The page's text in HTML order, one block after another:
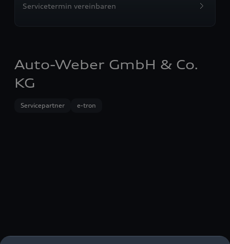
Servicetermin vereinbaren
Auto-Weber GmbH & Co.
KG
Servicepartner e-tron